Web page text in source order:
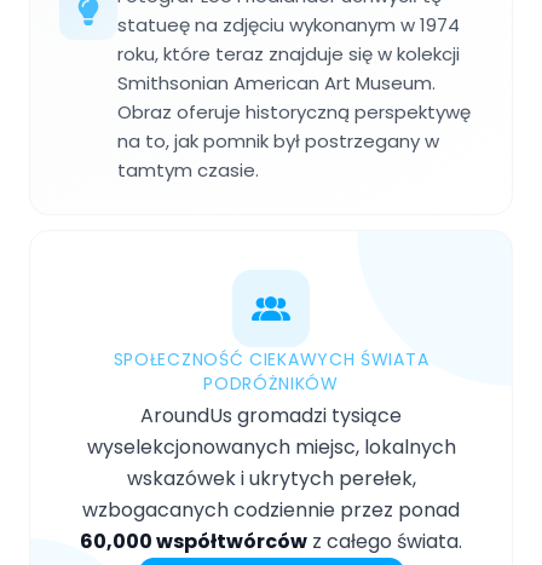
statueę na zdjęciu wykonanym w 1974
roku, które teraz znajduje się w kolekcji
Smithsonian American Art Museum.
Obraz oferuje historyczną perspektywę
na to, jak pomnik był postrzegany w
tamtym czasie.
SPOŁECZNOŚĆ CIEKAWYCH ŚWIATA
PODRÓŻNIKÓW
AroundUs gromadzi tysiące
wyselekcjonowanych miejsc, lokalnych
wskazówek i ukrytych perełek,
wzbogacanych codziennie przez ponad
60,000 współtwórców z całego świata.